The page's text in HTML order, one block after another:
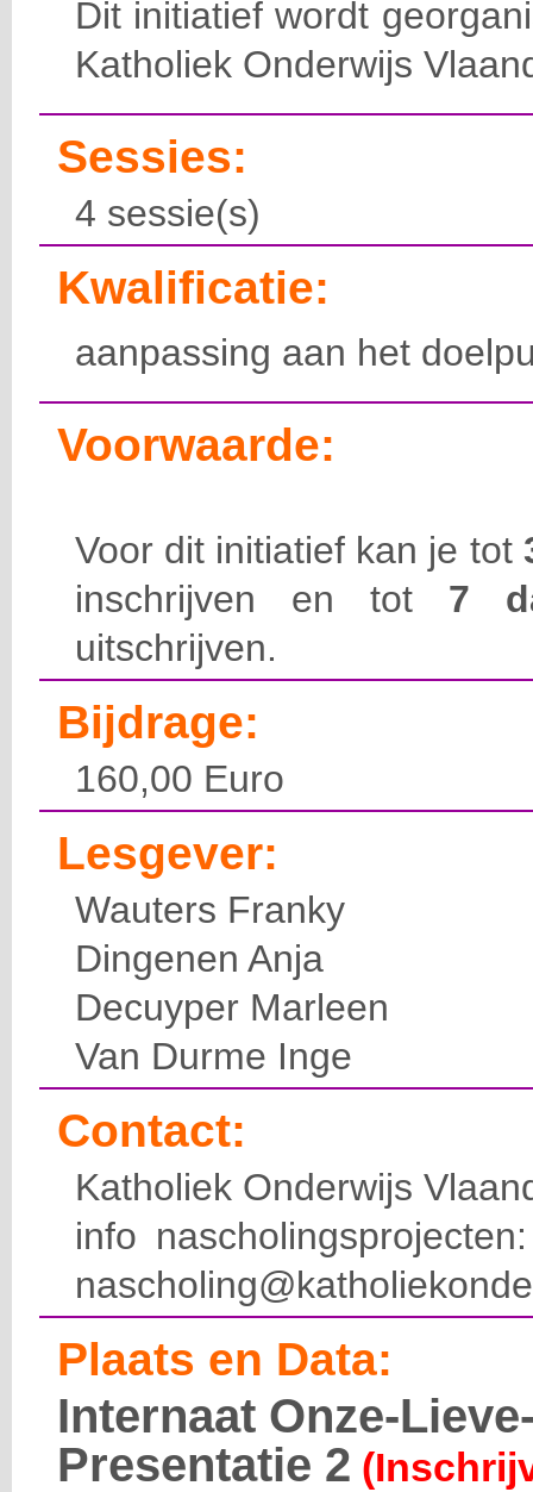
Dit initiatief wordt
Katholiek Onderwijs
Sessies:
4 sessie(s)
Kwalificatie:
aanpassing aan het
Voorwaarde:
Voor dit initiatief kan je tot
inschrijven en tot 7
uitschrijven.
Bijdrage:
160,00 Euro
Lesgever:
Wauters Franky
Dingenen Anja
Decuyper Marleen
Van Durme Inge
Contact:
Katholiek Onderwijs
info
Plaats en Data:
Internaat Onze-
Presentatie 2